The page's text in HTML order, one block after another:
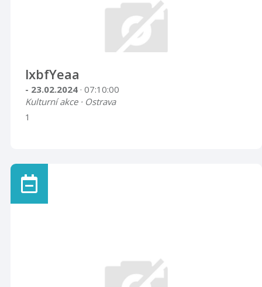
lxbfYeaa
- 23.02.2024 · 07:10:00
Kulturní akce · Ostrava
1